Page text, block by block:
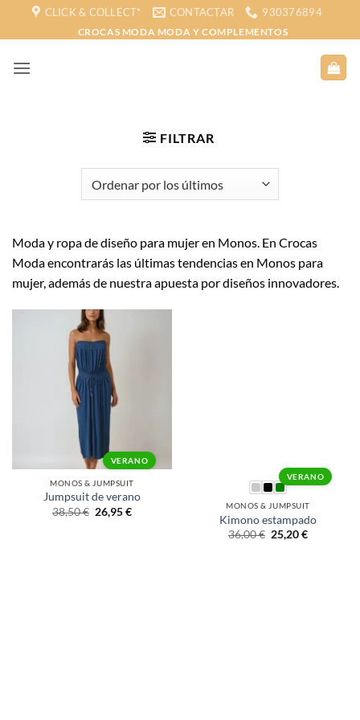
CLICK & COLLECT* CONTACTAR 930376894
CROCAS MODA MODA Y COMPLEMENTOS
FILTRAR
Moda y ropa de diseño para mujer en Monos. En Crocas
Moda encontrarás las últimas tendencias en Monos para
mujer, además de nuestra apuesta por diseños innovadores.
VERANO
MONOS & JUMPSUIT
Jumpsuit de verano
38,50€ 26,95€
VERANO
MONOS & JUMPSUIT
Kimono estampado
36,00€ 25,20€